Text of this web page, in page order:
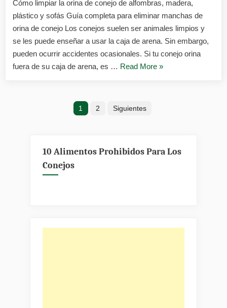
Cómo limpiar la orina de conejo de alfombras, madera,
plástico y sofás Guía completa para eliminar manchas de
orina de conejo Los conejos suelen ser animales limpios y
se les puede enseñar a usar la caja de arena. Sin embargo,
pueden ocurrir accidentes ocasionales. Si tu conejo orina
fuera de su caja de arena, es … Read More«Cómo
»
1 2 Siguientes
10 Alimentos Prohibidos Para Los
Conejos